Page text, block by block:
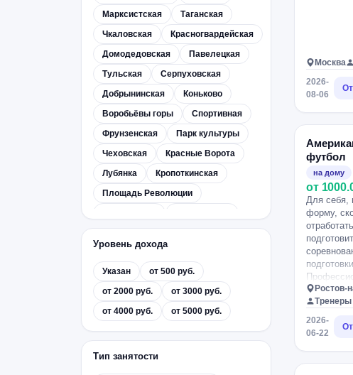
Марксистская
Таганская
Чкаловская
Красногвардейская
Домодедовская
Павелецкая
Тульская
Серпуховская
Добрынинская
Коньково
Воробьёвы горы
Спортивная
Фрунзенская
Парк культуры
Чеховская
Красные Ворота
Лубянка
Кропоткинская
Площадь Революции
Уровень дохода
Указан
от 500 руб.
от 2000 руб.
от 3000 руб.
от 4000 руб.
от 5000 руб.
Тип занятости
Москва
2026-
08-06
футбол
на дому
от
Для себя,
форму,
Ростов-
Тренеры
2026-
06-22